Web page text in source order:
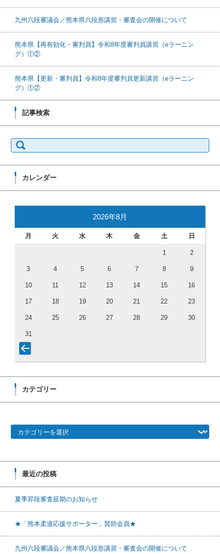
九州六段審議会／熊本県六段形講習・審査会の開催について
熊本県【再有効化・審判員】令和8年度審判員講習（eラーニン
グ）①②
熊本県【更新・審判員】令和8年度審判員更新講習（eラーニン
グ）①②
記事検索
検索:
カレンダー
2026年8月
月 火 水 木 金 土 日
1 2
3 4 5 6 7 8 9
10 11 12 13 14 15 16
17 18 19 20 21 22 23
24 25 26 27 28 29 30
31
カテゴリー
最近の投稿
夏季昇段審査延期のお知らせ
★「熊本柔道応援サポーター」賛助会員★
九州六段審議会／熊本県六段形講習・審査会の開催について